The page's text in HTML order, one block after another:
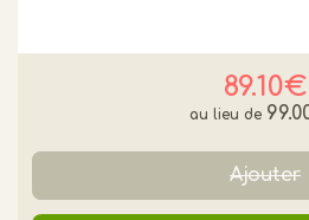
89.10€
Ajouter